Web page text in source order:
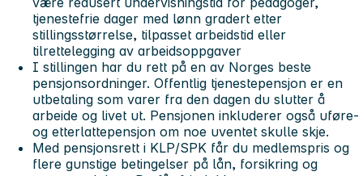
tjenestefrie dager med lønn gradert etter
stillingsstørrelse, tilpasset arbeidstid eller
tilrettelegging av arbeidsoppgaver
I stillingen har du rett på en av Norges beste
pensjonsordninger. Offentlig tjenestepensjon er en
utbetaling som varer fra den dagen du slutter å
arbeide og livet ut. Pensjonen inkluderer også uføre-
og etterlattepensjon om noe uventet skulle skje.
Med pensjonsrett i KLP/SPK får du medlemspris og
flere gunstige betingelser på lån, forsikring og